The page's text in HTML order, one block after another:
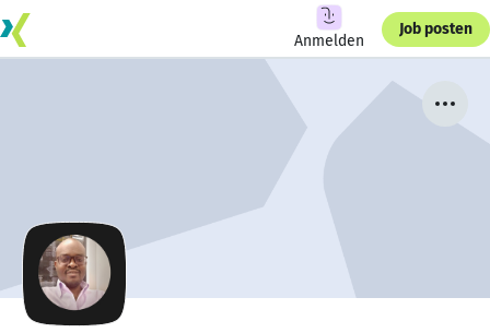
Anmelden
Job posten